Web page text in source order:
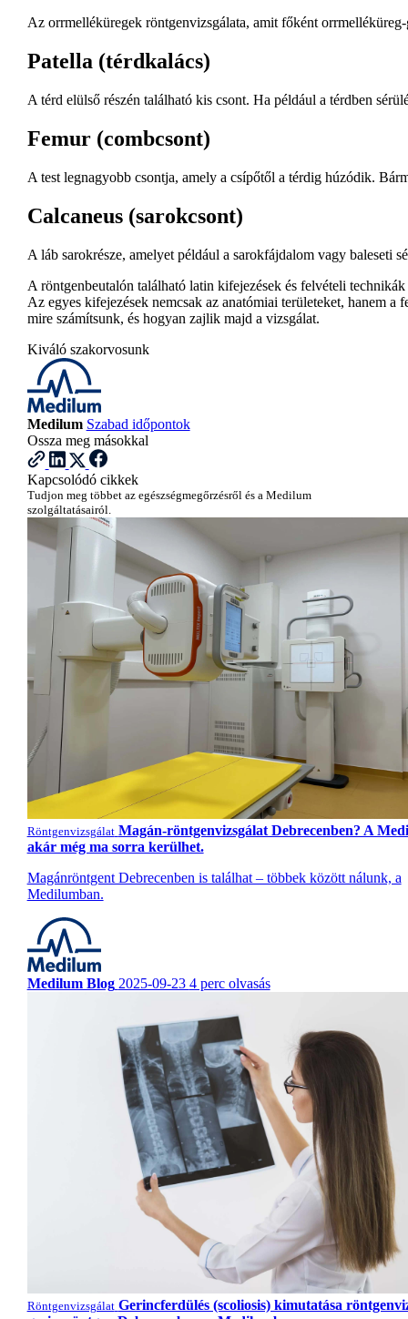
Az orrmelléküregek röntgenvizsgálata, amit főként
Patella (térdkalács)
A térd elülső részén található kis csont. Ha például a térdben
Femur (combcsont)
A test legnagyobb csontja, amely a csípőtől a térdig húzódik.
Calcaneus (sarokcsont)
A láb sarokrésze, amelyet például a sarokfájdalom vagy baleseti
A röntgenbeutalón található latin kifejezések és felvételi
Az egyes kifejezések nemcsak az anatómiai területeket, hanem
mire számítsunk, és hogyan zajlik majd a vizsgálat.
Kiváló szakorvosunk
Medilum Szabad időpontok
Ossza meg másokkal
Kapcsolódó cikkek
Tudjon meg többet az egészségmegőrzésről és a Medilum
szolgáltatásairól.
Röntgenvizsgálat Magán-röntgenvizsgálat Debrecenben? A
akár még ma sorra kerülhet.
Magánröntgent Debrecenben is találhat – többek között nálunk, a
Medilumban.
Medilum Blog 2025-09-23 4 perc olvasás
Röntgenvizsgálat Gerincferdülés (scoliosis) kimutatása